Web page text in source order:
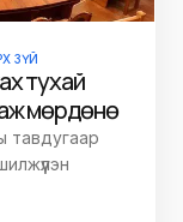
ЗҮЙ
тухай
мөрдөнө
тавдугаар